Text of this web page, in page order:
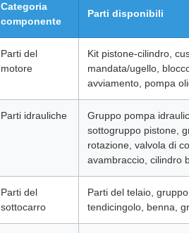
Categoria
componente
Parti disponibili
Parti del
motore
Kit pistone-cilindro,
mandata/ugello,
avviamento, pompa
Parti idrauliche
Gruppo pompa
sottogruppo pistone,
rotazione, valvola di
avambraccio, cilindro
Parti del
sottocarro
Parti del telaio,
tendicingolo, benna,